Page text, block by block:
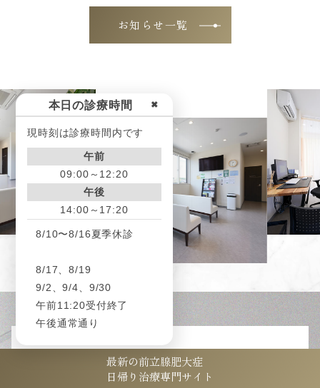
最新の前立腺肥大症
日帰り治療専門サイト
お知らせ一覧
本日の診療時間 ✖
現時刻は診療時間内です
午前
09:00～12:20
午後
14:00～17:20
8/10〜8/16夏季休診
8/17、8/19
9/2、9/4、9/30
午前11:20受付終了
午後通常通り